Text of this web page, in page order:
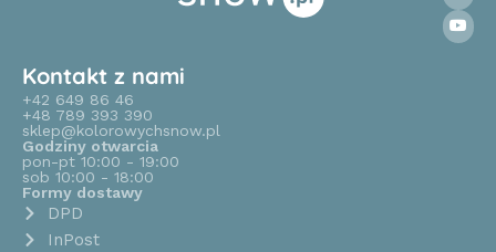
Kontakt z nami
+42 649 86 46
+48 789 393 390
sklep@kolorowychsnow.pl
Godziny otwarcia
pon-pt 10:00 - 19:00
sob 10:00 - 18:00
Formy dostawy
DPD
InPost